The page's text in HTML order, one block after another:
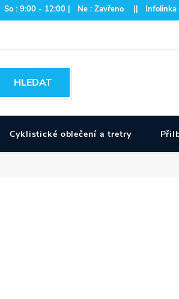
: 9:00 - 12:00 | Ne : Zavřeno || Infolinka
HLEDAT
Cyklistické oblečení a tretry